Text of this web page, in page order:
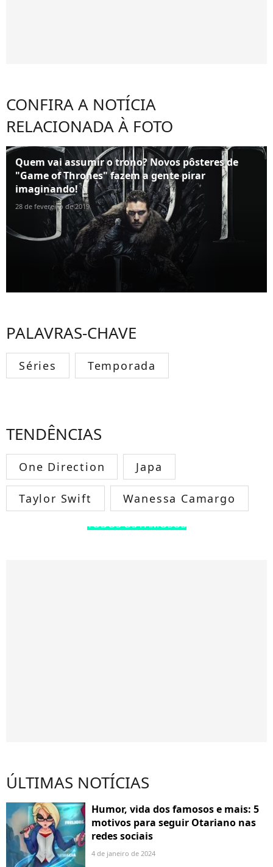
CONFIRA A NOTÍCIA
RELACIONADA À FOTO
Quem vai assumir o trono? Novos pôsteres de
"Game of Thrones" fazem a gente pirar
imaginando!
28 de fevereiro de 2019
PALAVRAS-CHAVE
Séries Temporada
TENDÊNCIAS
One Direction Japa
Taylor Swift Wanessa Camargo
TODOS OS FAMOSOS
ÚLTIMAS NOTÍCIAS
Humor, vida dos famosos e mais: 5
motivos para seguir Otariano nas
redes sociais
4 de janeiro de 2024